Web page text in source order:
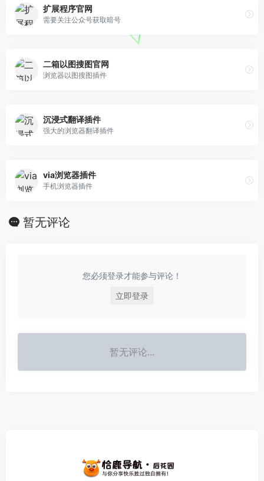
扩展程序官网
需要关注公众号获取暗号
二箱以图搜图官网
浏览器以图搜图插件
沉浸式翻译插件
强大的浏览器翻译插件
via浏览器插件
手机浏览器插件
暂无评论
您必须登录才能参与评论！
立即登录
暂无评论...